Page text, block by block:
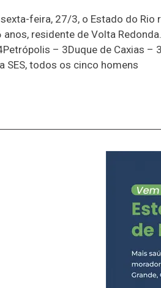
feira, 27/3, o Estado do
residente de Volta
– 3Duque de Caxias
SES, todos os cinco homens